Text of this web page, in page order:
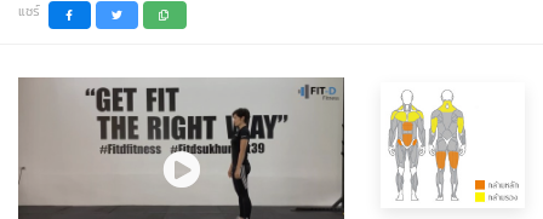
แชร์